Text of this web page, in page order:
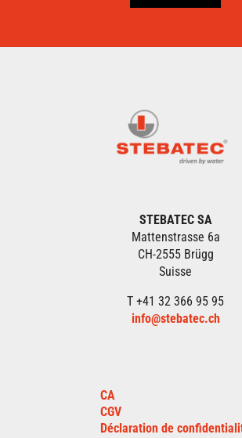
STEBATEC SA
Mattenstrasse 6a
CH-2555 Brügg
Suisse
T +41 32 366 95 95
info@stebatec.ch
CA
CGV
Déclaration de